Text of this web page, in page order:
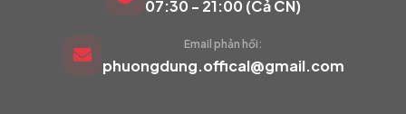
Đang trực tuyến
07:30 - 21:00 (Cả CN)
Email phản hồi:
phuongdung.offical@gmail.com